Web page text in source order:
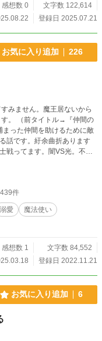
感想数 0
文字数 122,614
登録日 2025.07.21
お気に入り追加 226
みません。魔王居ないから
話です。紆余曲折あります
戦ってます。闇VS光。不定
ノア(受ちゃん)→かわいい。
んをちゃんと受けとめてあげ
きです。好きすぎて自分で
ると嬉しいです。
件
溺愛
魔法使い
感想数 1
文字数 84,552
登録日 2022.11.21
お気に入り追加 6